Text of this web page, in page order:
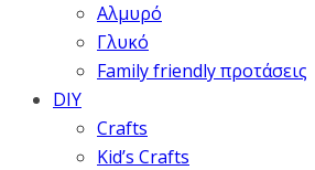
Αλμυρό
Γλυκό
Family friendly προτάσεις
DIY
Crafts
Kid’s Crafts